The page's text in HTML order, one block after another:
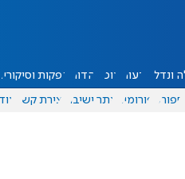
ונדל"ן דעות אוכל יהדות הפקות וסיקורים
ספורט פורומים אתר ישיבה יצירת קשר עוד